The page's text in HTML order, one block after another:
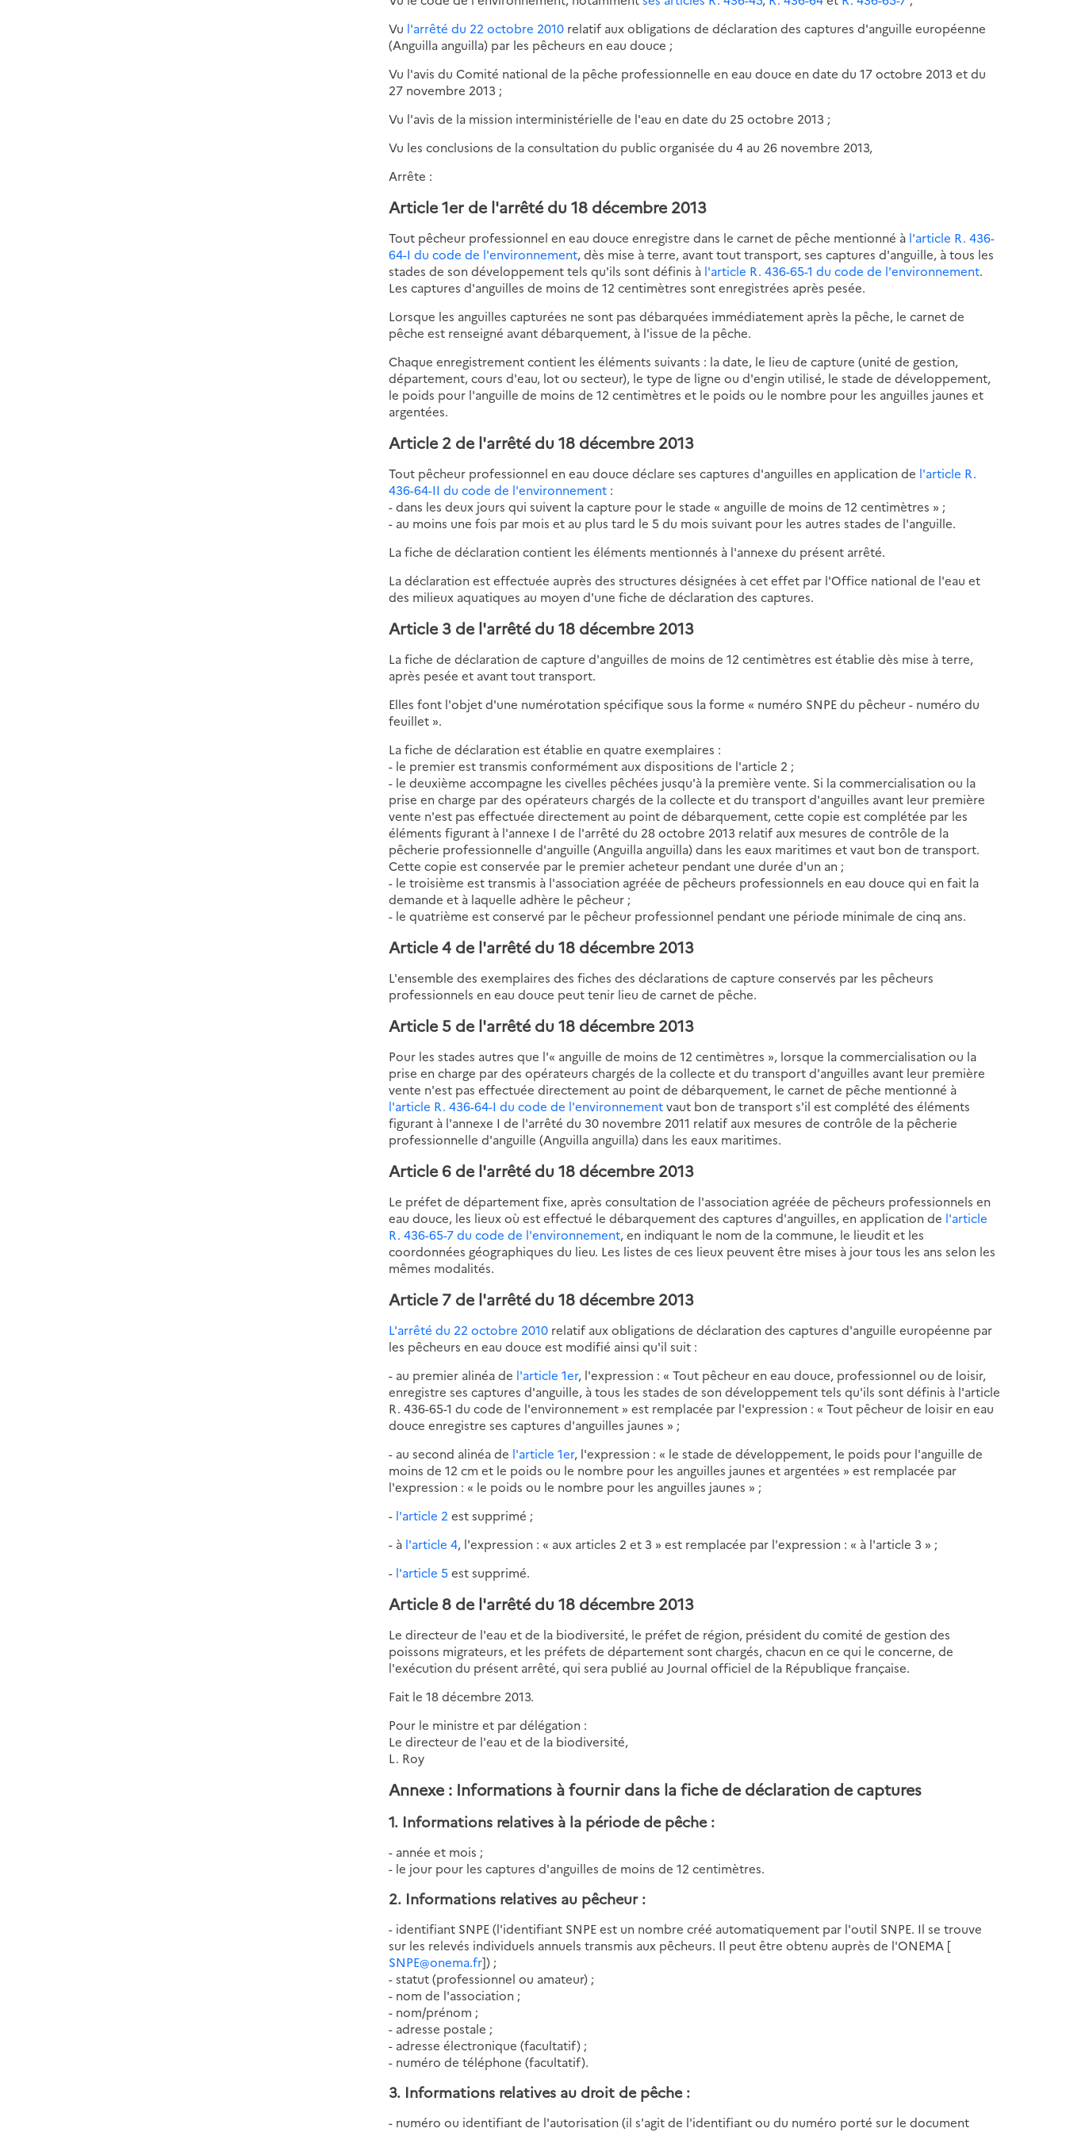
Vu l'arrêté du 22 octobre 2010 relatif aux obligations de déclaration des captures d'anguille européenne
(Anguilla anguilla) par les pêcheurs en eau douce ;
Vu l'avis du Comité national de la pêche professionnelle en eau douce en date du 17 octobre 2013 et du
27 novembre 2013 ;
Vu l'avis de la mission interministérielle de l'eau en date du 25 octobre 2013 ;
Vu les conclusions de la consultation du public organisée du 4 au 26 novembre 2013,
Arrête :
Article 1er de l'arrêté du 18 décembre 2013
Tout pêcheur professionnel en eau douce enregistre dans le carnet de pêche mentionné à l'article R. 436-
64-I du code de l'environnement, dès mise à terre, avant tout transport, ses captures d'anguille, à tous les
stades de son développement tels qu'ils sont définis à l'article R. 436-65-1 du code de l'environnement.
Les captures d'anguilles de moins de 12 centimètres sont enregistrées après pesée.
Lorsque les anguilles capturées ne sont pas débarquées immédiatement après la pêche, le carnet de
pêche est renseigné avant débarquement, à l'issue de la pêche.
Chaque enregistrement contient les éléments suivants : la date, le lieu de capture (unité de gestion,
département, cours d'eau, lot ou secteur), le type de ligne ou d'engin utilisé, le stade de développement,
le poids pour l'anguille de moins de 12 centimètres et le poids ou le nombre pour les anguilles jaunes et
argentées.
Article 2 de l'arrêté du 18 décembre 2013
Tout pêcheur professionnel en eau douce déclare ses captures d'anguilles en application de l'article R.
436-64-II du code de l'environnement :
- dans les deux jours qui suivent la capture pour le stade « anguille de moins de 12 centimètres » ;
- au moins une fois par mois et au plus tard le 5 du mois suivant pour les autres stades de l'anguille.
La fiche de déclaration contient les éléments mentionnés à l'annexe du présent arrêté.
La déclaration est effectuée auprès des structures désignées à cet effet par l'Office national de l'eau et
des milieux aquatiques au moyen d'une fiche de déclaration des captures.
Article 3 de l'arrêté du 18 décembre 2013
La fiche de déclaration de capture d'anguilles de moins de 12 centimètres est établie dès mise à terre,
après pesée et avant tout transport.
Elles font l'objet d'une numérotation spécifique sous la forme « numéro SNPE du pêcheur - numéro du
feuillet ».
La fiche de déclaration est établie en quatre exemplaires :
- le premier est transmis conformément aux dispositions de l'article 2 ;
- le deuxième accompagne les civelles pêchées jusqu'à la première vente. Si la commercialisation ou la
prise en charge par des opérateurs chargés de la collecte et du transport d'anguilles avant leur première
vente n'est pas effectuée directement au point de débarquement, cette copie est complétée par les
éléments figurant à l'annexe I de l'arrêté du 28 octobre 2013 relatif aux mesures de contrôle de la
pêcherie professionnelle d'anguille (Anguilla anguilla) dans les eaux maritimes et vaut bon de transport.
Cette copie est conservée par le premier acheteur pendant une durée d'un an ;
- le troisième est transmis à l'association agréée de pêcheurs professionnels en eau douce qui en fait la
demande et à laquelle adhère le pêcheur ;
- le quatrième est conservé par le pêcheur professionnel pendant une période minimale de cinq ans.
Article 4 de l'arrêté du 18 décembre 2013
L'ensemble des exemplaires des fiches des déclarations de capture conservés par les pêcheurs
professionnels en eau douce peut tenir lieu de carnet de pêche.
Article 5 de l'arrêté du 18 décembre 2013
Pour les stades autres que l'« anguille de moins de 12 centimètres », lorsque la commercialisation ou la
prise en charge par des opérateurs chargés de la collecte et du transport d'anguilles avant leur première
vente n'est pas effectuée directement au point de débarquement, le carnet de pêche mentionné à
l'article R. 436-64-I du code de l'environnementvaut bon de transport s'il est complété des éléments
figurant à l'annexe I de l'arrêté du 30 novembre 2011 relatif aux mesures de contrôle de la pêcherie
professionnelle d'anguille (Anguilla anguilla) dans les eaux maritimes.
Article 6 de l'arrêté du 18 décembre 2013
Le préfet de département fixe, après consultation de l'association agréée de pêcheurs professionnels en
eau douce, les lieux où est effectué le débarquement des captures d'anguilles, en application de l'article
R. 436-65-7 du code de l'environnement, en indiquant le nom de la commune, le lieudit et les
coordonnées géographiques du lieu. Les listes de ces lieux peuvent être mises à jour tous les ans selon les
mêmes modalités.
Article 7 de l'arrêté du 18 décembre 2013
L'arrêté du 22 octobre 2010 relatif aux obligations de déclaration des captures d'anguille européenne par
les pêcheurs en eau douce est modifié ainsi qu'il suit :
- au premier alinéa de l'article 1er, l'expression : « Tout pêcheur en eau douce, professionnel ou de loisir,
enregistre ses captures d'anguille, à tous les stades de son développement tels qu'ils sont définis à l'article
R. 436-65-1 du code de l'environnement » est remplacée par l'expression : « Tout pêcheur de loisir en eau
douce enregistre ses captures d'anguilles jaunes » ;
- au second alinéa de l'article 1er, l'expression : « le stade de développement, le poids pour l'anguille de
moins de 12 cm et le poids ou le nombre pour les anguilles jaunes et argentées » est remplacée par
l'expression : « le poids ou le nombre pour les anguilles jaunes » ;
- l'article 2 est supprimé ;
- à l'article 4, l'expression : « aux articles 2 et 3 » est remplacée par l'expression : « à l'article 3 » ;
- l'article 5 est supprimé.
Article 8 de l'arrêté du 18 décembre 2013
Le directeur de l'eau et de la biodiversité, le préfet de région, président du comité de gestion des
poissons migrateurs, et les préfets de département sont chargés, chacun en ce qui le concerne, de
l'exécution du présent arrêté, qui sera publié au Journal officiel de la République française.
Fait le 18 décembre 2013.
Pour le ministre et par délégation :
Le directeur de l'eau et de la biodiversité,
L. Roy
Annexe : Informations à fournir dans la fiche de déclaration de captures
1. Informations relatives à la période de pêche :
- année et mois ;
- le jour pour les captures d'anguilles de moins de 12 centimètres.
2. Informations relatives au pêcheur :
- identifiant SNPE (l'identifiant SNPE est un nombre créé automatiquement par l'outil SNPE. Il se trouve
sur les relevés individuels annuels transmis aux pêcheurs. Il peut être obtenu auprès de l'ONEMA [
SNPE@onema.fr]) ;
- statut (professionnel ou amateur) ;
- nom de l'association ;
- nom/prénom ;
- adresse postale ;
- adresse électronique (facultatif) ;
- numéro de téléphone (facultatif).
3. Informations relatives au droit de pêche :
- numéro ou identifiant de l'autorisation (il s'agit de l'identifiant ou du numéro porté sur le document